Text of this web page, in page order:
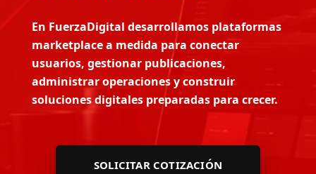
En FuerzaDigital desarrollamos plataformas
marketplace a medida para conectar
usuarios, gestionar publicaciones,
administrar operaciones y construir
soluciones digitales preparadas para crecer.
SOLICITAR COTIZACIÓN